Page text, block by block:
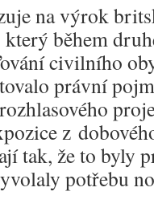
na výrok
během
civilního
právní
z
tak, že to byly
potřebu